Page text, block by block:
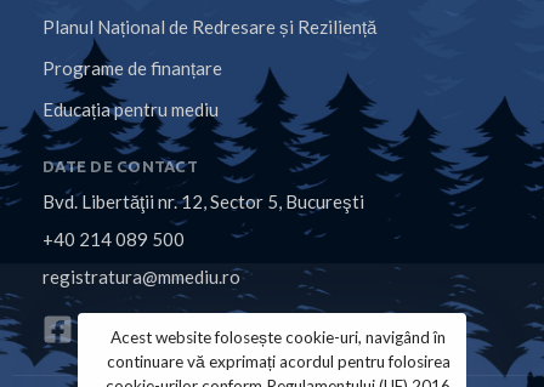
Planul Național de Redresare și Reziliență
Programe de finanțare
Educația pentru mediu
DATE DE CONTACT
Bvd. Libertăţii nr. 12, Sector 5, Bucureşti
+40 214 089 500
registratura@mmediu.ro
Acest website folosește cookie-uri, navigând în
continuare vă exprimați acordul pentru folosirea